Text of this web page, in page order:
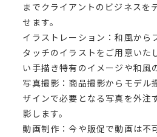
までクライアントのビジネスを
せます。
イラストレーション：和風から
タッチのイラストをご用意いた
い手描き特有のイメージや和風
写真撮影：商品撮影からモデル
ザインで必要となる写真を外注
影します。
動画制作：今や販促で動画は不